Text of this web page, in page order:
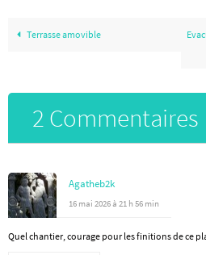
Terrasse amovible
2 Commentaires
Agatheb2k
16 mai 2026 à 21 h 56 min
Quel chantier, courage pour les finitions de ce